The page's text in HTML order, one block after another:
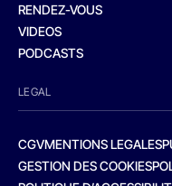
RENDEZ-VOUS
VIDEOS
PODCASTS
LEGAL
CGVMENTIONS LEGALES
GESTION DES COOKIES